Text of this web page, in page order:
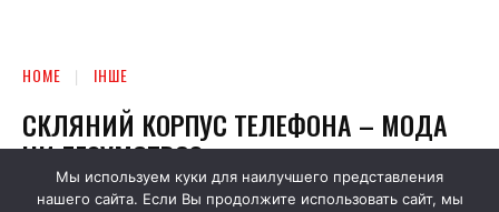
Мы используем куки для наилучшего представления
нашего сайта. Если Вы продолжите использовать сайт, мы